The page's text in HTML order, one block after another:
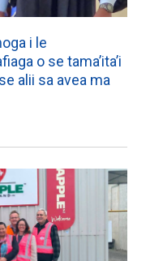
i le
o se tama’ita’i
alii sa avea ma